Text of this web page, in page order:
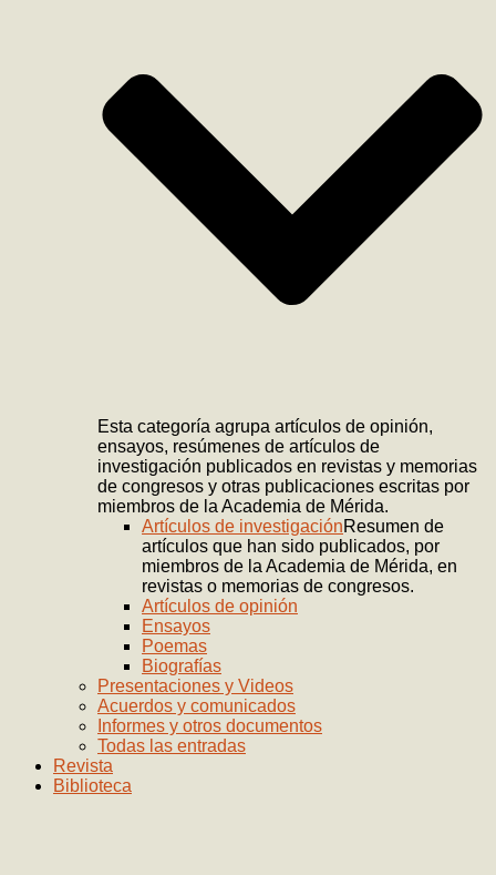
Esta categoría agrupa artículos de opinión,
ensayos, resúmenes de artículos de
investigación publicados en revistas y memorias
de congresos y otras publicaciones escritas por
miembros de la Academia de Mérida.
Artículos de investigaciónResumen de
artículos que han sido publicados, por
miembros de la Academia de Mérida, en
revistas o memorias de congresos.
Artículos de opinión
Ensayos
Poemas
Biografías
Presentaciones y Videos
Acuerdos y comunicados
Informes y otros documentos
Todas las entradas
Revista
Biblioteca